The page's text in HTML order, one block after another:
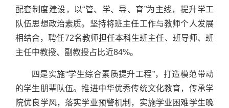
配套制度建设，以“管、学、导、育”为主线，提升学工
队伍思想政治素质。坚持将班主任工作与教师个人发展
相结合，聘任72名教师担任本科生班主任、班导师、班
主任中教授、副教授占比近84%。
四是实施“学生综合素质提升工程”，打造模范带动
的学生朋辈队伍。推进中华优秀传统文化教育，传承学
院优良学风，落实学业预警机制，实施学业困难学生晚